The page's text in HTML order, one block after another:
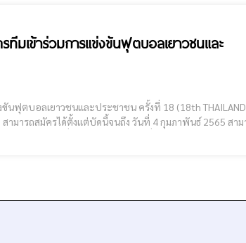
มเข้าร่วมการแข่งขันฟุตบอลเยาวชนและ
นฟุตบอลเยาวชนและประชาชน ครั้งที่ 18 (18th THAILAND